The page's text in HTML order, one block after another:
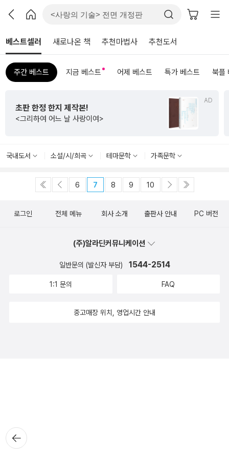
베스트셀러 새로나온 책 추천마법사 추천도서
주간 베스트 지금 베스트 어제 베스트 특가 베스트 북플
AD
초판 한정 한지 제작본!
<그리하여 어느 날 사랑이여>
국내도서 소설/시/희곡 테마문학 가족문학
6 7 8 9 10
뒤로가
기
로그인 전체 메뉴 회사 소개 출판사 안내 PC 버전
(주)알라딘커뮤니케이션
일반문의 (발신자 부담) 1544-2514
1:1 문의 FAQ
중고매장 위치, 영업시간 안내